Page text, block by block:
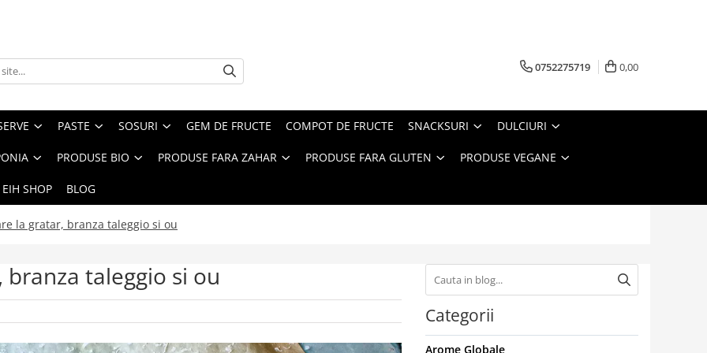
0752275719 0,00
PASTE SOSURI GEM DE FRUCTE COMPOT DE FRUCTE SNACKSURI DULCIURI
PRODUSE BIO PRODUSE FARA ZAHAR PRODUSE FARA GLUTEN PRODUSE VEGANE
SHOP BLOG
la gratar, branza taleggio si ou
taleggio si ou
Categorii
Arome Globale